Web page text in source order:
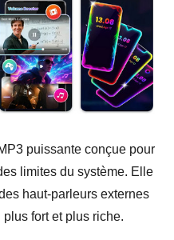
puissante conçue pour
limites du système. Elle
haut-parleurs externes
fort et plus riche.